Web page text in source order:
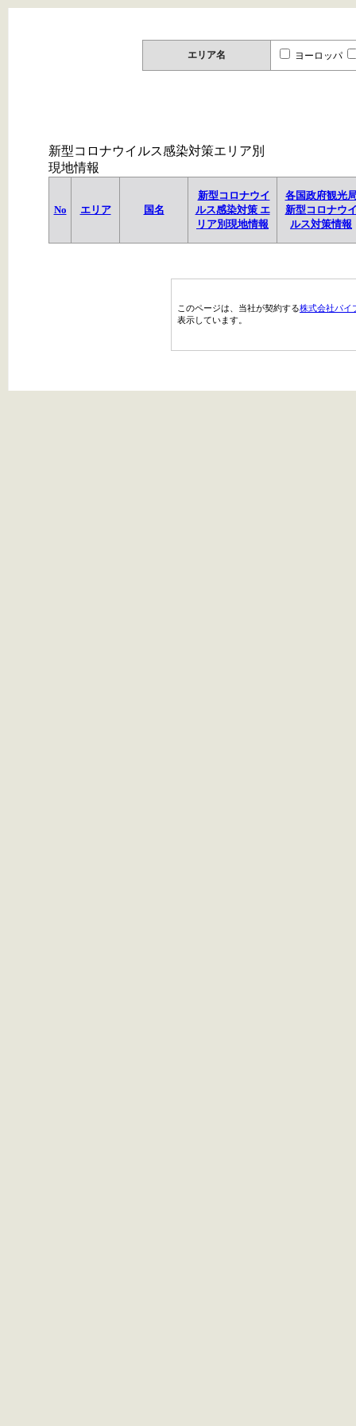
エリア名 ヨーロッパ
新型コロナウイルス感染対策エリア別
現地情報
No エリア 国名
新型コロナウイ
ルス感染対策 エ
リア別現地情報
各国政府観光
新型コロナウ
ルス対策情報
このページは、当社が契約する株式会社パイ
表示しています。